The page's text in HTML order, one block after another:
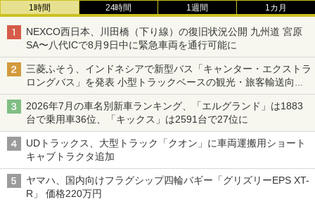
1時間 24時間 1週間 1カ月
NEXCO西日本、川田橋（下り線）の復旧状況公開 九州道 宮原
SA〜八代ICで8月9日中に緊急車両を通行可能に
三菱ふそう、インドネシアで新型バス「キャンター・エクストラ
ロングバス」を発表 小型トラックベースの観光・旅客輸送向け
バス
2026年7月の車名別新車ランキング、「エルグランド」は1883
台で乗用車36位、「キックス」は2591台で27位に
UDトラックス、大型トラック「クオン」に車両運搬用ショート
キャブトラクタ追加
ヤマハ、国内向けフラグシップ四輪バギー「グリズリーEPS XT-
R」 価格220万円